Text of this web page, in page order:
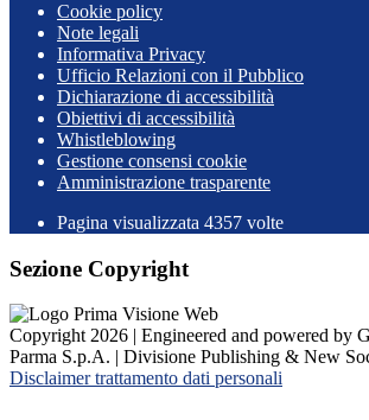
Cookie policy
Note legali
Informativa Privacy
Ufficio Relazioni con il Pubblico
Dichiarazione di accessibilità
Obiettivi di accessibilità
Whistleblowing
Gestione consensi cookie
Amministrazione trasparente
Pagina visualizzata 4357 volte
Sezione Copyright
Copyright 2026 | Engineered and powered by
Parma S.p.A. | Divisione Publishing & New
Disclaimer trattamento dati personali